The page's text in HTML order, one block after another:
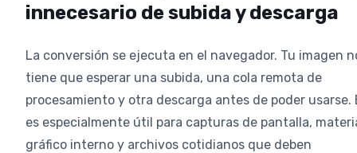
innecesario de subida y descarga
La conversión se ejecuta en el navegador. Tu imagen
tiene que esperar una subida, una cola remota de
procesamiento y otra descarga antes de poder usarse.
es especialmente útil para capturas de pantalla,
gráfico interno y archivos cotidianos que deben